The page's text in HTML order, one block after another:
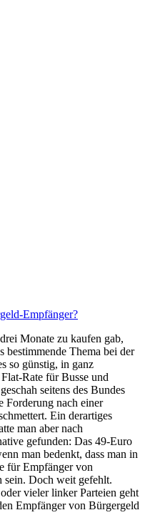
Empfänger?
Monate zu kaufen gab,
bestimmende Thema bei der
so günstig, in ganz
Rate für Busse und
seitens des Bundes
Forderung nach einer
Ein derartiges
man aber nach
gefunden: Das 49-Euro
man bedenkt, dass man in
für Empfänger von
sein. Doch weit gefehlt.
vieler linker Parteien geht
Empfänger von Bürgergeld